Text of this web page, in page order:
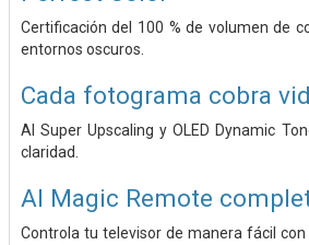
Certificación del 100 % de volumen de
entornos oscuros.
Cada fotograma cobra
AI Super Upscaling y OLED Dynamic
claridad.
AI Magic Remote
Controla tu televisor de manera fácil